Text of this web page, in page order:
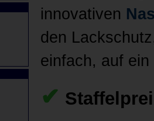
innovativen
den
einfach, auf
✔